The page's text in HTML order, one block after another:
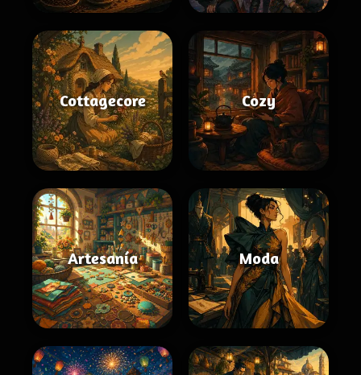
Cottagecore Cozy
Artesanía Moda